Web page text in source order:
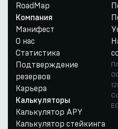
RoadMap
Компания
Манифест
О нас
Статистика
Подтверждение
резервов
Карьера
Калькуляторы
Калькулятор APY
Калькулятор стейкинга